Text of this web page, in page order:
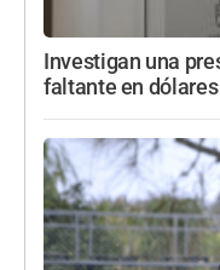
Investigan una
faltante en